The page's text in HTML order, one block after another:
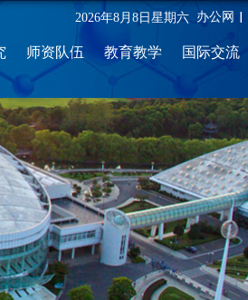
办公网
2026年8月8日星期六
师资队伍 教育教学 国际交流